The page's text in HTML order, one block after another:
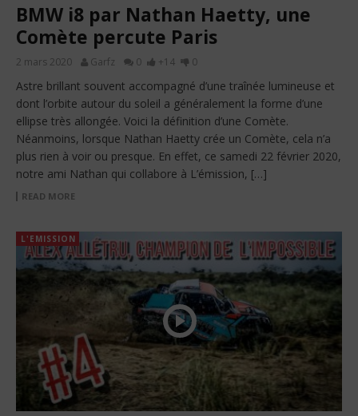
BMW i8 par Nathan Haetty, une
Comète percute Paris
2 mars 2020 Garfz 0 +14 0
Astre brillant souvent accompagné d’une traînée lumineuse et
dont l’orbite autour du soleil a généralement la forme d’une
ellipse très allongée. Voici la définition d’une Comète.
Néanmoins, lorsque Nathan Haetty crée un Comète, cela n’a
plus rien à voir ou presque. En effet, ce samedi 22 février 2020,
notre ami Nathan qui collabore à L’émission, […]
READ MORE
L'EMISSION